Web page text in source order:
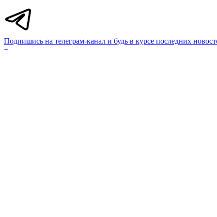
Подпишись на телеграм-канал и будь в курсе последних
+